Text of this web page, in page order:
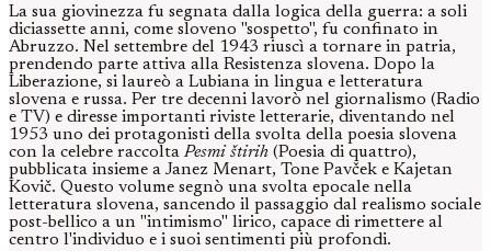
La sua giovinezza fu segnata dalla logica della guerra: a soli
diciassette anni, come sloveno "sospetto", fu confinato in
Abruzzo. Nel settembre del 1943 riuscì a tornare in patria,
prendendo parte attiva alla Resistenza slovena. Dopo la
Liberazione, si laureò a Lubiana in lingua e letteratura
slovena e russa. Per tre decenni lavorò nel giornalismo (Radio
e TV) e diresse importanti riviste letterarie, diventando nel
1953 uno dei protagonisti della svolta della poesia slovena
con la celebre raccolta Pesmi štirih (Poesia di quattro),
pubblicata insieme a Janez Menart, Tone Pavček e Kajetan
Kovič. Questo volume segnò una svolta epocale nella
letteratura slovena, sancendo il passaggio dal realismo sociale
post-bellico a un "intimismo" lirico, capace di rimettere al
centro l'individuo e i suoi sentimenti più profondi.